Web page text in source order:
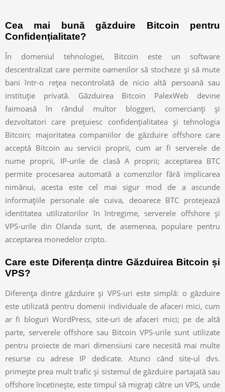
Cea mai bună găzduire Bitcoin pentru
Confidențialitate?
În domeniul tehnologiei, Bitcoin este un software
descentralizat care permite oamenilor să stocheze și să mute
bani într-o rețea necontrolată de nicio altă persoană sau
instituție privată. Găzduirea Bitcoin PalexWeb devine
faimoasă în rândul multor bloggeri, comercianți și
dezvoltatori care prețuiesc confidențialitatea și tehnologia
Bitcoin; majoritatea companiilor de găzduire offshore care
acceptă Bitcoin au servicii proprii, cum ar fi serverele de
nume proprii, IP-urile de clasă A proprii; acceptarea BTC
permite procesarea automată a comenzilor fără implicarea
nimănui, acesta este cel mai sigur mod de a ascunde
informațiile personale ale cuiva, deoarece BTC protejează
identitatea utilizatorilor în întregime, serverele offshore și
VPS-urile din Olanda sunt, de asemenea, populare pentru
acceptarea monedelor cripto.
Care este Diferența dintre Găzduirea Bitcoin și
VPS?
Diferența dintre găzduire și VPS-uri este simplă: o găzduire
este utilizată pentru domenii individuale de afaceri mici, cum
ar fi bloguri WordPress, site-uri de afaceri mici; pe de altă
parte, serverele offshore sau Bitcoin VPS-urile sunt utilizate
pentru proiecte de mari dimensiuni care necesită mai multe
resurse cu adrese IP dedicate. Atunci când site-ul dvs.
primește prea mult trafic și sistemul de găzduire partajată sau
offshore încetinește, este timpul să migrați către un VPS, unde